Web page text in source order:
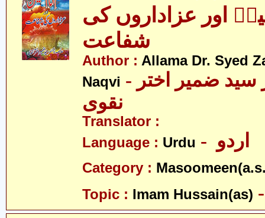
اور عزاداروں کی
شفاعت
Author : Allama Dr. Syed
Naqvi - علامہ ڈاکٹر سید ضمیر اختر
نقوی
Translator :
Language : Urdu
Category :
Topic : Imam Hussain(as)